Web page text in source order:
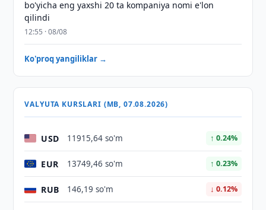
bo'yicha eng yaxshi 20 ta kompaniya nomi e'lon
qilindi
12:55 · 08/08
Ko'proq yangiliklar →
VALYUTA KURSLARI (MB, 07.08.2026)
USD 11915,64 so'm ↑ 0.24%
EUR 13749,46 so'm ↑ 0.23%
RUB 146,19 so'm ↓ 0.12%